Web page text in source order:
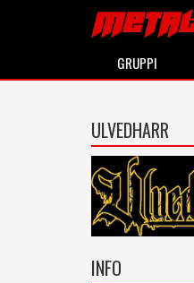
GRUPPI
ULVEDHARR
INFO